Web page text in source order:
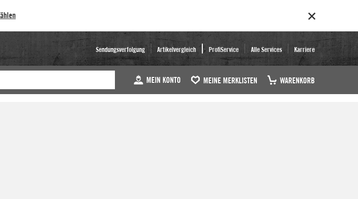
Sendungsverfolgung Artikelvergleich ProfiService Alle Services Karriere
MEIN KONTO MEINE MERKLISTEN WARENKORB